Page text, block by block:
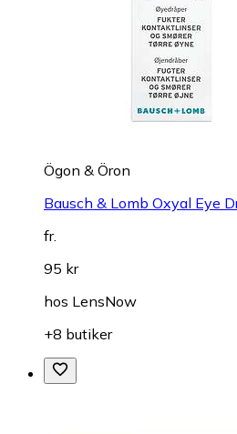
Ögon & Öron
Bausch & Lomb Oxyal Eye
fr.
95 kr
hos LensNow
+8 butiker